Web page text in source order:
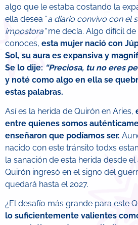
algo que le estaba costando la
ella desea “a diario convivo con el
impostora”me decía. Algo difícil de
conoces, esta mujer nació con
Sol, su aura es expansiva y
Se lo dije: “Preciosa, tu no eres
y noté como algo en ella se
estas palabras.
Así es la herida de Quirón en Aries,
entre quienes somos
enseñaron que podíamos ser.
nacido con este tránsito todxs
la sanación de esta herida desde
Quirón ingresó en el signo del
quedará hasta el 2027.
¿El desafío más grande para este
lo suficientemente valientes